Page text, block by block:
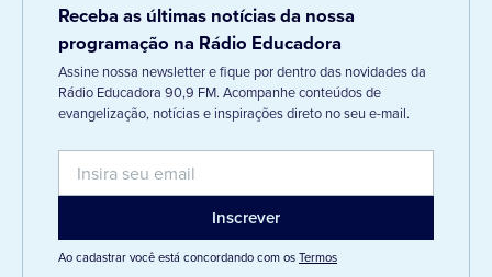
Receba as últimas notícias da nossa
programação na Rádio Educadora
Assine nossa newsletter e fique por dentro das novidades da
Rádio Educadora 90,9 FM. Acompanhe conteúdos de
evangelização, notícias e inspirações direto no seu e-mail.
Ao cadastrar você está concordando com osTermos